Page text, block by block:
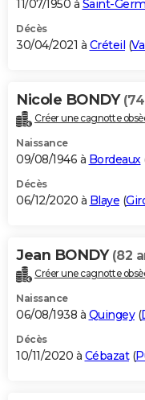
11/07/1950 à Saint-
Décès
30/04/2021 à Créteil (
Nicole BONDY
Créer une cagnotte
Naissance
09/08/1946 à Bordeaux
Décès
06/12/2020 à Blaye (
Jean BONDY (82
Créer une cagnotte
Naissance
06/08/1938 à Quingey(
Décès
10/11/2020 à Cébazat(